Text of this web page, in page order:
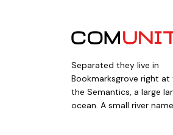
Separated they live in
Bookmarksgrove right
the Semantics, a large
ocean. A small river